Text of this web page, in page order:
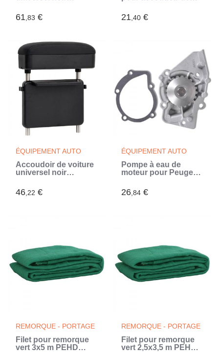
ABS (Noir)
61,83 €
ABS (Noir)
21,40 €
ÉQUIPEMENT AUTO
Accoudoir de voiture
universel noir
(Noir)
46,22 €
ÉQUIPEMENT AUTO
Pompe à eau de
moteur pour Peugeot,
(Argent)
26,84 €
REMORQUE - PORTAGE
Filet pour remorque
vert 3x5 m PEHD
REMORQUE - PORTAGE
Filet pour remorque
vert 2,5x3,5 m PEHD